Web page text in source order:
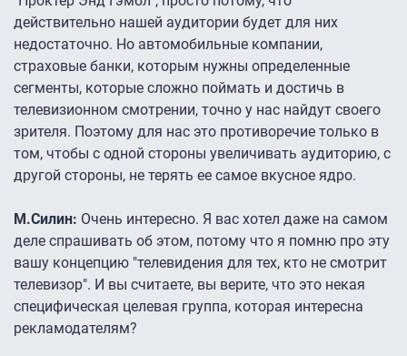
действительно нашей аудитории будет для них
недостаточно. Но автомобильные компании,
страховые банки, которым нужны определенные
сегменты, которые сложно поймать и достичь в
телевизионном смотрении, точно у нас найдут своего
зрителя. Поэтому для нас это противоречие только в
том, чтобы с одной стороны увеличивать аудиторию, с
другой стороны, не терять ее самое вкусное ядро.
М.Силин: Очень интересно. Я вас хотел даже на самом
деле спрашивать об этом, потому что я помню про эту
вашу концепцию "телевидения для тех, кто не смотрит
телевизор". И вы считаете, вы верите, что это некая
специфическая целевая группа, которая интересна
рекламодателям?